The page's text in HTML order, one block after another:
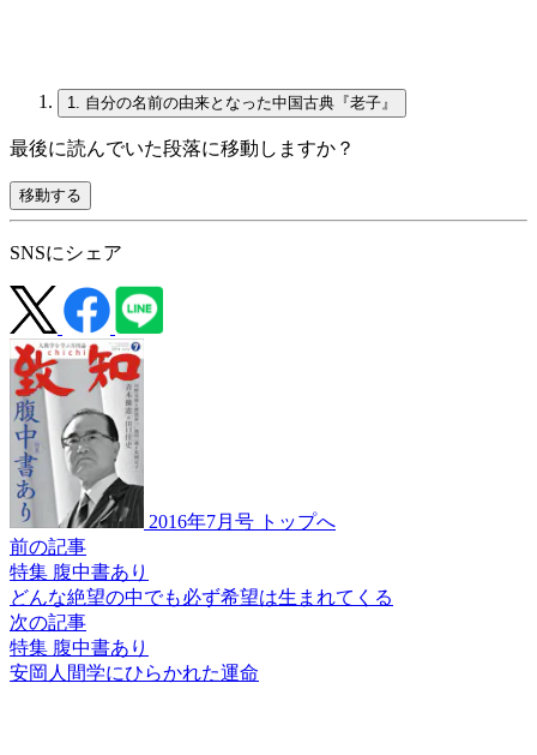
1. 自分の名前の由来となった中国古典『老子』
最後に読んでいた段落に移動しますか？
移動する
SNSにシェア
2016年7月号 トップへ
前の記事
特集 腹中書あり
どんな絶望の中でも必ず希望は生まれてくる
次の記事
特集 腹中書あり
安岡人間学にひらかれた運命